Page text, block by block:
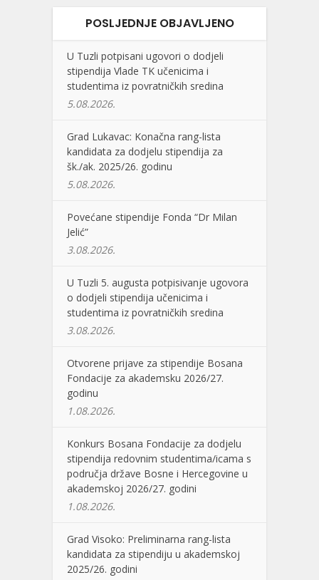
POSLJEDNJE OBJAVLJENO
U Tuzli potpisani ugovori o dodjeli
stipendija Vlade TK učenicima i
studentima iz povratničkih sredina
5.08.2026.
Grad Lukavac: Konačna rang-lista
kandidata za dodjelu stipendija za
šk./ak. 2025/26. godinu
5.08.2026.
Povećane stipendije Fonda “Dr Milan
Jelić”
3.08.2026.
U Tuzli 5. augusta potpisivanje ugovora
o dodjeli stipendija učenicima i
studentima iz povratničkih sredina
3.08.2026.
Otvorene prijave za stipendije Bosana
Fondacije za akademsku 2026/27.
godinu
1.08.2026.
Konkurs Bosana Fondacije za dodjelu
stipendija redovnim studentima/icama s
područja države Bosne i Hercegovine u
akademskoj 2026/27. godini
1.08.2026.
Grad Visoko: Preliminarna rang-lista
kandidata za stipendiju u akademskoj
2025/26. godini